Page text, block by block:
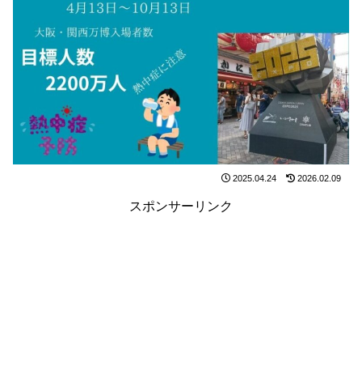
2025.04.24 2026.02.09
スポンサーリンク